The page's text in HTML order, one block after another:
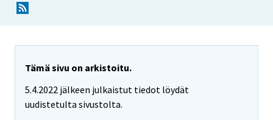
Tämä sivu on arkistoitu.
5.4.2022 jälkeen julkaistut tiedot löydät
uudistetulta sivustolta.